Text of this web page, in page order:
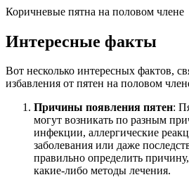
Коричневые пятна на половом члене
Интересные факты
Вот несколько интересных фактов,
избавления от пятен на половом
Причины появления пятен:
могут возникать по разным
инфекции, аллергические
заболевания или даже
правильно определить
какие-либо методы лечения.